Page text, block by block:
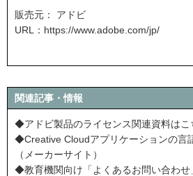
販売元： アドビ
URL： https://www.adobe.com/jp/
関連記事・情報
◆アドビ製品のライセンス関連資料はこ
◆Creative Cloudアプリケーションの言
（メーカーサイト）
◆教育機関向け「よくあるお問い合わせ